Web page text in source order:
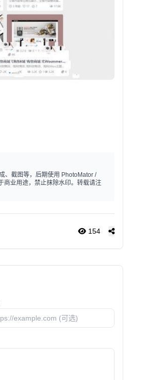
、截图等，后期使用 PhotoMator /
商业用途，禁止抹除水印。转载请注
154